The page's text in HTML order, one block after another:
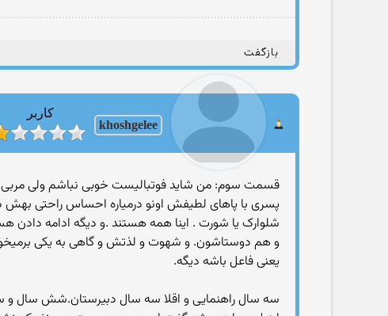
بازگفت
khoshgelee
کاربر
قسمت سوم: من شاید فوتبالیست خوبی نباشم ولی مربی
پسری با پاهای لطیفش اونو درمیاره احساس راحتی
شلوارک یا شورت . اینا همه هستند .و دیگه ادامه دادن
و هم دوستاشون. و شهوت و لذتش و گاهی به یکی
یعنی فاعل باشه دیگه.
سه سال راهنمایی و اقلا سه سال دبیرستان.شش سال